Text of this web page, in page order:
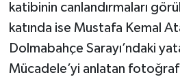
katibinin canlandırmaları
katında ise Mustafa Kemal
Dolmabahçe Sarayı’ndaki
Mücadele’yi anlatan